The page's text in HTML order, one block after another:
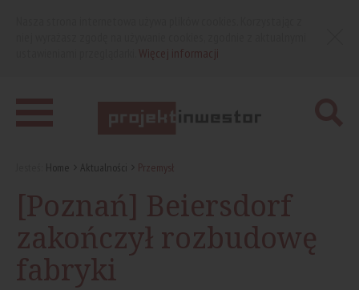
Home Aktualności Przemysł
[Poznań] Beiersdorf
zakończył rozbudowę
fabryki